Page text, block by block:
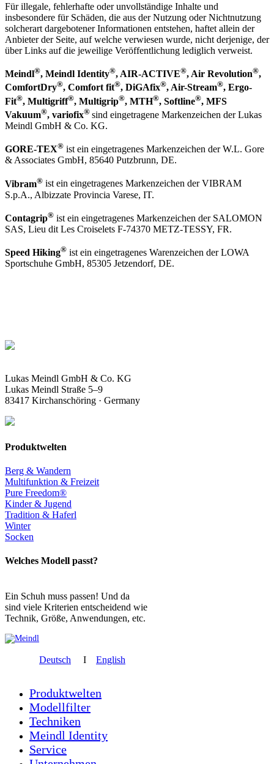
Für illegale, fehlerhafte oder unvollständige Inhalte und
insbesondere für Schäden, die aus der Nutzung oder Nichtnutzung
solcherart dargebotener Informationen entstehen, haftet allein der
Anbieter der Seite, auf welche verwiesen wurde, nicht derjenige, der
über Links auf die jeweilige Veröffentlichung lediglich verweist.
Meindl®, Meindl Identity®, AIR-ACTIVE®, Air Revolution®,
ComfortDry®, Comfort fit®, DiGAfix®, Air-Stream®, Ergo-
Fit®, Multigriff®, Multigrip®, MTH®, Softline®, MFS
Vakuum®, variofix® sind eingetragene Markenzeichen der Lukas
Meindl GmbH & Co. KG.
GORE-TEX® ist ein eingetragenes Markenzeichen der W.L. Gore
& Associates GmbH, 85640 Putzbrunn, DE.
Vibram® ist ein eingetragenes Markenzeichen der VIBRAM
S.p.A., Albizzate Provincia Varese, IT.
Contagrip® ist ein eingetragenes Markenzeichen der SALOMON
SAS, Lieu dit Les Croiselets F-74370 METZ-TESSY, FR.
Speed Hiking® ist ein eingetragenes Warenzeichen der LOWA
Sportschuhe GmbH, 85305 Jetzendorf, DE.
Lukas Meindl GmbH & Co. KG
Lukas Meindl Straße 5–9
83417 Kirchanschöring · Germany
Produktwelten
Berg & Wandern
Multifunktion & Freizeit
Pure Freedom®
Kinder & Jugend
Tradition & Haferl
Winter
Socken
Welches Modell passt?
Ein Schuh muss passen! Und da
sind viele Kriterien entscheidend wie
Technik, Größe, Anwendungen, etc.
Deutsch I English
Produktwelten
Modellfilter
Techniken
Meindl Identity
Service